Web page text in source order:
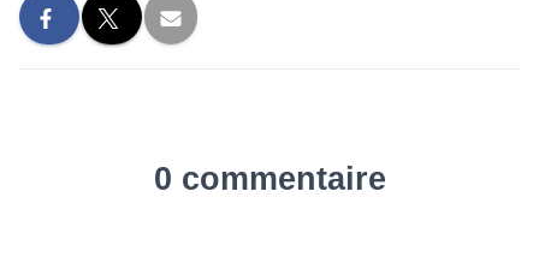
0 commentaire